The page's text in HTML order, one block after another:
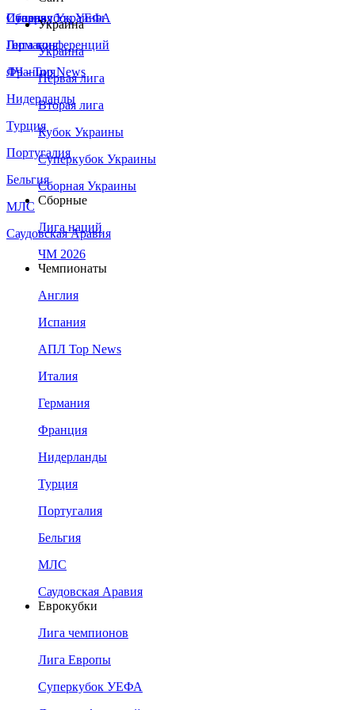
Сборная Украины
Италия
Германия
Франция
Нидерланды
Турция
Португалия
Бельгия
МЛС
Саудовская Аравия
Суперкубок УЕФА
Лига конференций
ЛЧ - Top News
Украина
Украина
Первая лига
Вторая лига
Кубок Украины
Суперкубок Украины
Сборная Украины
Сборные
Лига наций
ЧМ 2026
Чемпионаты
Англия
Испания
АПЛ Top News
Италия
Германия
Франция
Нидерланды
Турция
Португалия
Бельгия
МЛС
Саудовская Аравия
Еврокубки
Лига чемпионов
Лига Европы
Суперкубок УЕФА